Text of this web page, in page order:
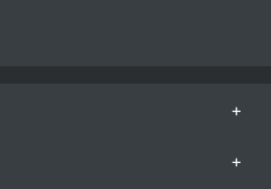
+
+